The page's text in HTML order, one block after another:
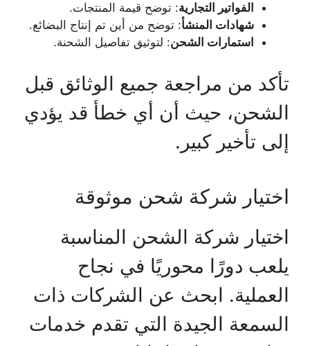
الفواتير التجارية: توضح قيمة المنتجات.
شهادات المنشأ: توضح من أين تم إنتاج البضائع.
استمارات الشحن: لتوثيق تفاصيل الشحنة.
تأكد من مراجعة جميع الوثائق قبل
الشحن، حيث أن أي خطأ قد يؤدي
إلى تأخير كبير.
اختيار شركة شحن موثوقة
اختيار شركة الشحن المناسبة
يلعب دورًا محوريًا في نجاح
العملية. ابحث عن الشركات ذات
السمعة الجيدة التي تقدم خدمات